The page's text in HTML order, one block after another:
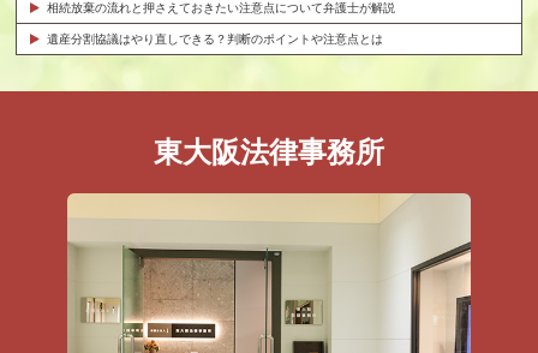
相続放棄の流れと押さえておきたい注意点について弁護士が解説
遺産分割協議はやり直しできる？判断のポイントや注意点とは
東大阪法律事務所